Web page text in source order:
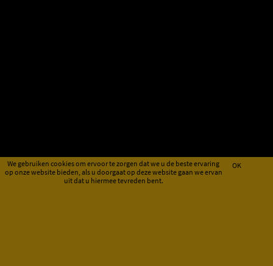
We gebruiken cookies om ervoor te zorgen dat we u de beste ervaring
op onze website bieden, als u doorgaat op deze website gaan we ervan
uit dat u hiermee tevreden bent.
OK